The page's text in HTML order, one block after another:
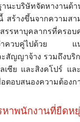
านะบริษัทจัดหางานด้
ร้างขึ้นจากความสา
รรหาบุคลากรที่ครอ
ำควบคู่ไปด้วย แน
สัญญาจ้าง รวมถึงบริ
เซีย และสิงคโปร์ แ
ตอบสนองความต้อง
หาพนักงานที่ยืดห